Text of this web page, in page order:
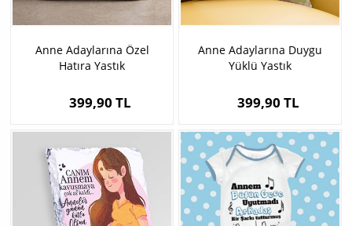
Anne Adaylarına Özel
Hatıra Yastık
399,90 TL
Anne Adaylarına Duygu
Yüklü Yastık
399,90 TL